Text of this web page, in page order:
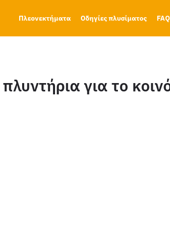
Πλεονεκτήματα Οδηγίες πλυσίματος FAQ
πλυντήρια για το